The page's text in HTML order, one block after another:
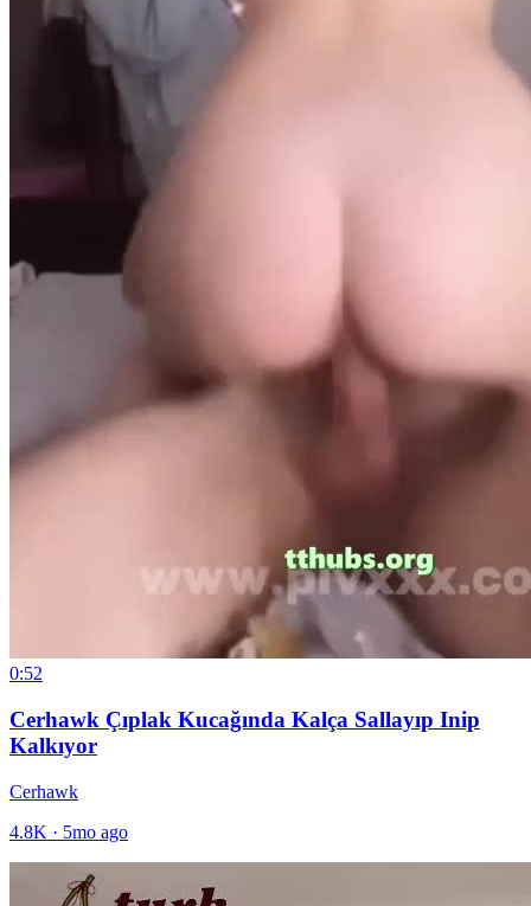
0:52
Cerhawk Çıplak Kucağında Kalça Sallayıp Inip
Kalkıyor
Cerhawk
4.8K · 5mo ago